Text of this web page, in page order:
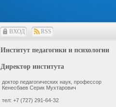
ВХОД RSS
Институт педагогики и психологии
Директор института
доктор педагогических наук, профессор
Кенесбаев Серик Мухтарович
тел: +7 (727) 291-64-32